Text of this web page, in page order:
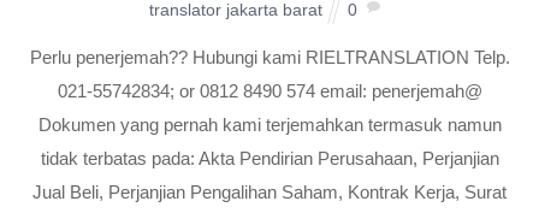
translator jakarta barat
0
Perlu penerjemah?? Hubungi kami RIELTRANSLATION Telp.
021-55742834; or 0812 8490 574 email: penerjemah@
Dokumen yang pernah kami terjemahkan termasuk namun
tidak terbatas pada: Akta Pendirian Perusahaan, Perjanjian
Jual Beli, Perjanjian Pengalihan Saham, Kontrak Kerja, Surat